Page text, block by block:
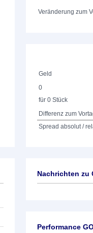
Veränderung zum
Geld
0
für 0 Stück
Differenz zum
Spread absolut /
Nachrichten zu
Performance